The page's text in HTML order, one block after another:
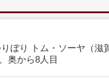
ぼり トム・ソーヤ（滋
奥から8人目